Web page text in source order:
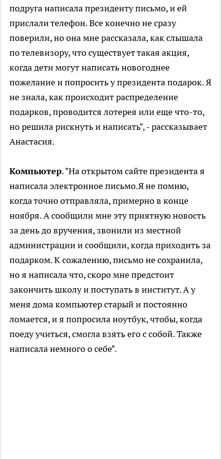
подруга написала президенту письмо, и ей
прислали телефон. Все конечно не сразу
поверили, но она мне рассказала, как слышала
по телевизору, что существует такая акция,
когда дети могут написать новогоднее
пожелание и попросить у президента подарок. Я
не знала, как происходит распределение
подарков, проводится лотерея или еще что-то,
но решила рискнуть и написать", - рассказывает
Анастасия.
Компьютер. "На открытом сайте президента я
написала электронное письмо.Я не помню,
когда точно отправляла, примерно в конце
ноября. А сообщили мне эту приятную новость
за день до вручения, звонили из местной
администрации и сообщили, когда приходить за
подарком. К сожалению, письмо не сохранила,
но я написала что, скоро мне предстоит
закончить школу и поступать в институт. А у
меня дома компьютер старый и постоянно
ломается, и я попросила ноутбук, чтобы, когда
поеду учиться, смогла взять его с собой. Также
написала немного о себе".